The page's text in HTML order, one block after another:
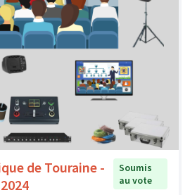
de Touraine -
Soumis
au vote